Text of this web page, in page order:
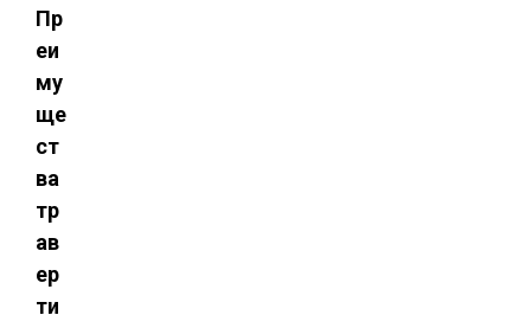
Пр
еи
му
ще
ст
ва
тр
ав
ер
ти